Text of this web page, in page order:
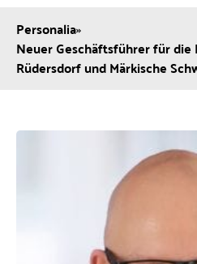
Personalia»
Neuer Geschäftsführer für
Rüdersdorf und Märkische